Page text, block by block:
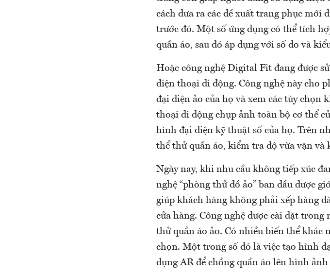
cách đưa ra các đề xuất trang phục mới
trước đó. Một số ứng dụng có thể tích
quần áo, sau đó áp dụng với số đo và
Hoặc công nghệ Digital Fit đang được
điện thoại di động. Công nghệ này cho
đại diện ảo của họ và xem các tùy chọn
thoại di động chụp ảnh toàn bộ cơ thể
hình đại diện kỹ thuật số của họ. Trên
thể thử quần áo, kiểm tra độ vừa vặn và
Ngày nay, khi nhu cầu không tiếp xúc
nghệ “phòng thử đồ ảo” ban đầu được
giúp khách hàng không phải xếp hàng
cửa hàng. Công nghệ được cài đặt
thử quần áo ảo. Có nhiều biến thể khác
chọn. Một trong số đó là việc tạo hình
dụng AR để chồng quần áo lên hình